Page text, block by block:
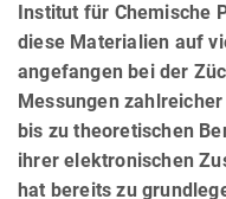
Institut für Chemische
diese Materialien auf
angefangen bei der
Messungen
bis zu theoretischen
ihrer elektronischen
hat bereits zu